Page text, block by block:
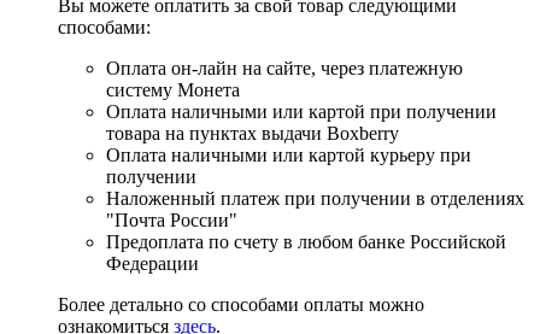
Вы можете оплатить за свой товар следующими
способами:
Оплата он-лайн на сайте, через платежную
систему Монета
Оплата наличными или картой при получении
товара на пунктах выдачи Boxberry
Оплата наличными или картой курьеру при
получении
Наложенный платеж при получении в отделениях
"Почта России"
Предоплата по счету в любом банке Российской
Федерации
Более детально со способами оплаты можно
ознакомиться здесь.